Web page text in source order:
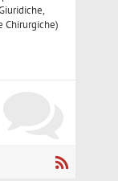
Chirurgiche)